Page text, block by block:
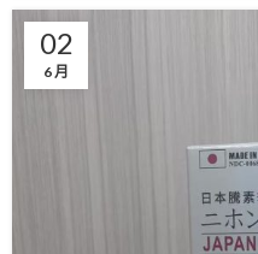
02
6 月